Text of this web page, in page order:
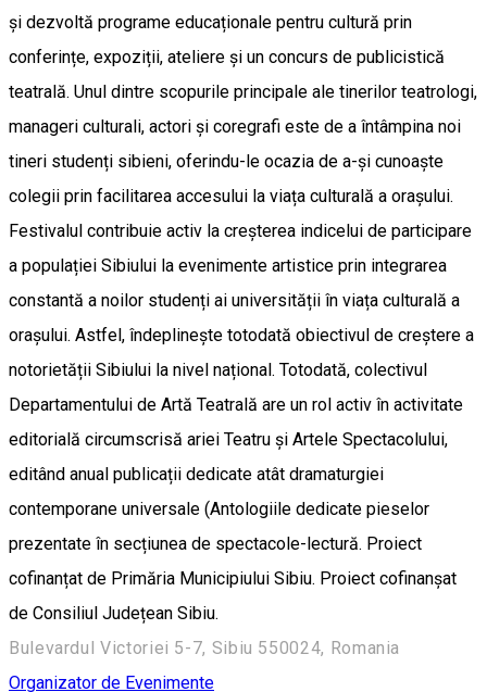
și dezvoltă programe educaționale pentru cultură prin
conferințe, expoziții, ateliere și un concurs de publicistică
teatrală. Unul dintre scopurile principale ale tinerilor teatrologi,
manageri culturali, actori și coregrafi este de a întâmpina noi
tineri studenți sibieni, oferindu-le ocazia de a-și cunoaște
colegii prin facilitarea accesului la viața culturală a orașului.
Festivalul contribuie activ la creșterea indicelui de participare
a populației Sibiului la evenimente artistice prin integrarea
constantă a noilor studenți ai universității în viața culturală a
orașului. Astfel, îndeplinește totodată obiectivul de creștere a
notorietății Sibiului la nivel național. Totodată, colectivul
Departamentului de Artă Teatrală are un rol activ în activitate
editorială circumscrisă ariei Teatru și Artele Spectacolului,
editând anual publicații dedicate atât dramaturgiei
contemporane universale (Antologiile dedicate pieselor
prezentate în secțiunea de spectacole-lectură. Proiect
cofinanțat de Primăria Municipiului Sibiu. Proiect cofinanșat
de Consiliul Județean Sibiu.
Bulevardul Victoriei 5-7, Sibiu 550024, Romania
Organizator de Evenimente